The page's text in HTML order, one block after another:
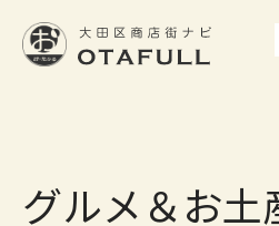
グルメ＆お土